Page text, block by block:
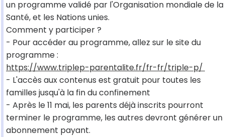
un programme validé par l'Organisation mondiale de la
Santé, et les Nations unies.
Comment y participer ?
- Pour accéder au programme, allez sur le site du
programme :
https://www.triplep-parentalite.fr/fr-fr/triple-p/
- L'accès aux contenus est gratuit pour toutes les
familles jusqu'à la fin du confinement
- Après le 11 mai, les parents déjà inscrits pourront
terminer le programme, les autres devront générer un
abonnement payant.